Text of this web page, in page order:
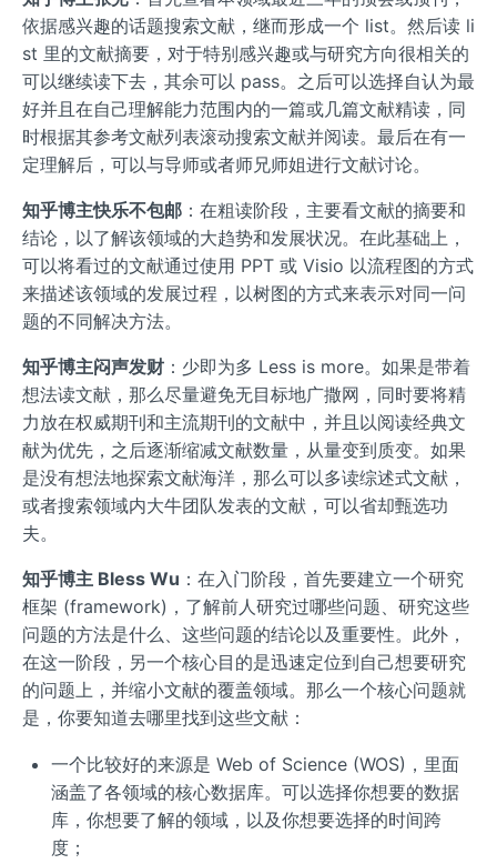
依据感兴趣的话题搜索文献，继而形成一个 list。然后读 li
st 里的文献摘要，对于特别感兴趣或与研究方向很相关的
可以继续读下去，其余可以 pass。之后可以选择自认为最
好并且在自己理解能力范围内的一篇或几篇文献精读，同
时根据其参考文献列表滚动搜索文献并阅读。最后在有一
定理解后，可以与导师或者师兄师姐进行文献讨论。
知乎博主快乐不包邮 ：在粗读阶段，主要看文献的摘要和
结论，以了解该领域的大趋势和发展状况。在此基础上，
可以将看过的文献通过使用 PPT 或 Visio 以流程图的方式
来描述该领域的发展过程，以树图的方式来表示对同一问
题的不同解决方法。
知乎博主闷声发财 ：少即为多 Less is more。如果是带着
想法读文献，那么尽量避免无目标地广撒网，同时要将精
力放在权威期刊和主流期刊的文献中，并且以阅读经典文
献为优先，之后逐渐缩减文献数量，从量变到质变。如果
是没有想法地探索文献海洋，那么可以多读综述式文献，
或者搜索领域内大牛团队发表的文献，可以省却甄选功
夫。
知乎博主 Bless Wu ：在入门阶段，首先要建立一个研究
框架 (framework)，了解前人研究过哪些问题、研究这些
问题的方法是什么、这些问题的结论以及重要性。此外，
在这一阶段，另一个核心目的是迅速定位到自己想要研究
的问题上，并缩小文献的覆盖领域。那么一个核心问题就
是，你要知道去哪里找到这些文献：
一个比较好的来源是 Web of Science (WOS)，里面
涵盖了各领域的核心数据库。可以选择你想要的数据
库，你想要了解的领域，以及你想要选择的时间跨
度；